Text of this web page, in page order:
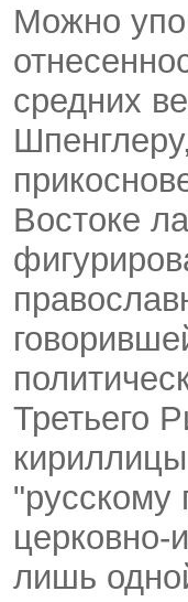
Можно
средних
Востоке
Третьего
"русскому
церковно-
лишь